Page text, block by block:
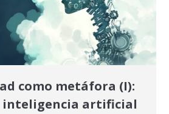
como metáfora (I):
inteligencia artificial